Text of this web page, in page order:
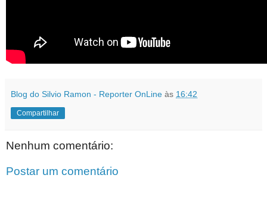
Blog do Silvio Ramon - Reporter OnLine às 16:42
Compartilhar
Nenhum comentário:
Postar um comentário